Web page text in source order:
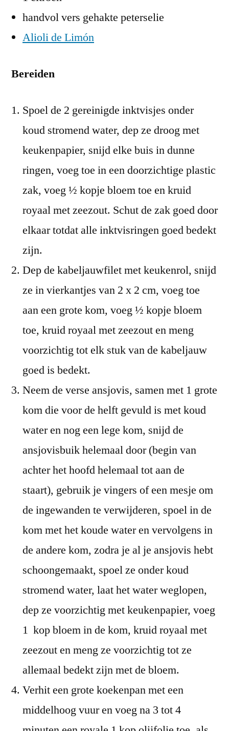
handvol vers gehakte peterselie
Alioli de Limón
Bereiden
Spoel de 2 gereinigde inktvisjes onder
koud stromend water, dep ze droog met
keukenpapier, snijd elke buis in dunne
ringen, voeg toe in een doorzichtige plastic
zak, voeg ½ kopje bloem toe en kruid
royaal met zeezout. Schut de zak goed door
elkaar totdat alle inktvisringen goed bedekt
zijn.
Dep de kabeljauwfilet met keukenrol, snijd
ze in vierkantjes van 2 x 2 cm, voeg toe
aan een grote kom, voeg ½ kopje bloem
toe, kruid royaal met zeezout en meng
voorzichtig tot elk stuk van de kabeljauw
goed is bedekt.
Neem de verse ansjovis, samen met 1 grote
kom die voor de helft gevuld is met koud
water en nog een lege kom, snijd de
ansjovisbuik helemaal door (begin van
achter het hoofd helemaal tot aan de
staart), gebruik je vingers of een mesje om
de ingewanden te verwijderen, spoel in de
kom met het koude water en vervolgens in
de andere kom, zodra je al je ansjovis hebt
schoongemaakt, spoel ze onder koud
stromend water, laat het water weglopen,
dep ze voorzichtig met keukenpapier, voeg
1 kop bloem in de kom, kruid royaal met
zeezout en meng ze voorzichtig tot ze
allemaal bedekt zijn met de bloem.
Verhit een grote koekenpan met een
middelhoog vuur en voeg na 3 tot 4